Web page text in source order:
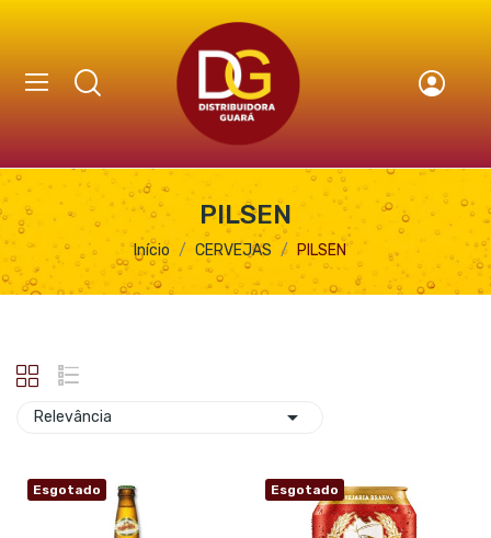
PILSEN
Início CERVEJAS PILSEN
Relevância 
Esgotado Esgotado